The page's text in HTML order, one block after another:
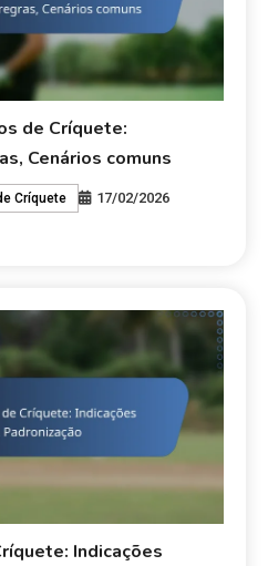
de Críquete:
Cenários comuns
Críquete
17/02/2026
Indicações